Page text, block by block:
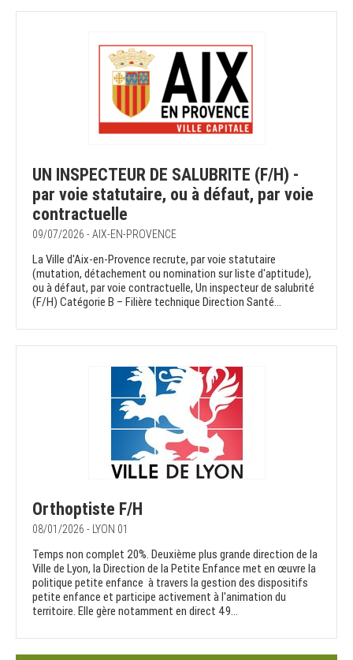
UN INSPECTEUR DE SALUBRITE (F/H) -
par voie statutaire, ou à défaut, par voie
contractuelle
09/07/2026 - AIX-EN-PROVENCE
La Ville d'Aix-en-Provence recrute, par voie statutaire
(mutation, détachement ou nomination sur liste d'aptitude),
ou à défaut, par voie contractuelle, Un inspecteur de salubrité
(F/H) Catégorie B – Filière technique Direction Santé...
Orthoptiste F/H
08/01/2026 - LYON 01
Temps non complet 20%. Deuxième plus grande direction de la
Ville de Lyon, la Direction de la Petite Enfance met en œuvre la
politique petite enfance à travers la gestion des dispositifs
petite enfance et participe activement à l'animation du
territoire. Elle gère notamment en direct 49...